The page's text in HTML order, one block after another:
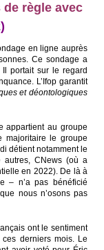
règle avec
en ligne auprès
Ce sondage a
Il portait sur le regard
L’Ifop garantit
et déontologiques
appartient au groupe
majoritaire le groupe
détient notamment le
autres, CNews (où a
en 2022). De là à
– n’a pas bénéficié
nous n’osons pas
ont le sentiment
derniers mois. Le